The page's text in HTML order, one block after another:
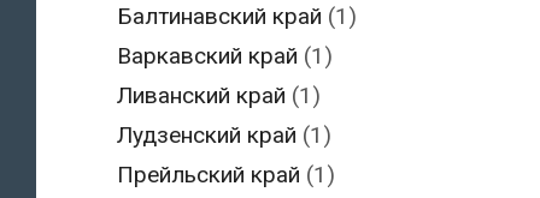
Балтинавский край (1)
Варкавский край (1)
Ливанский край (1)
Лудзенский край (1)
Прейльский край (1)